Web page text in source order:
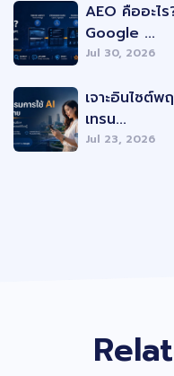
AEO คืออะไ
Google ...
Jul 30, 2026
เจาะอินไซต์
เทรน...
Jul 23, 2026